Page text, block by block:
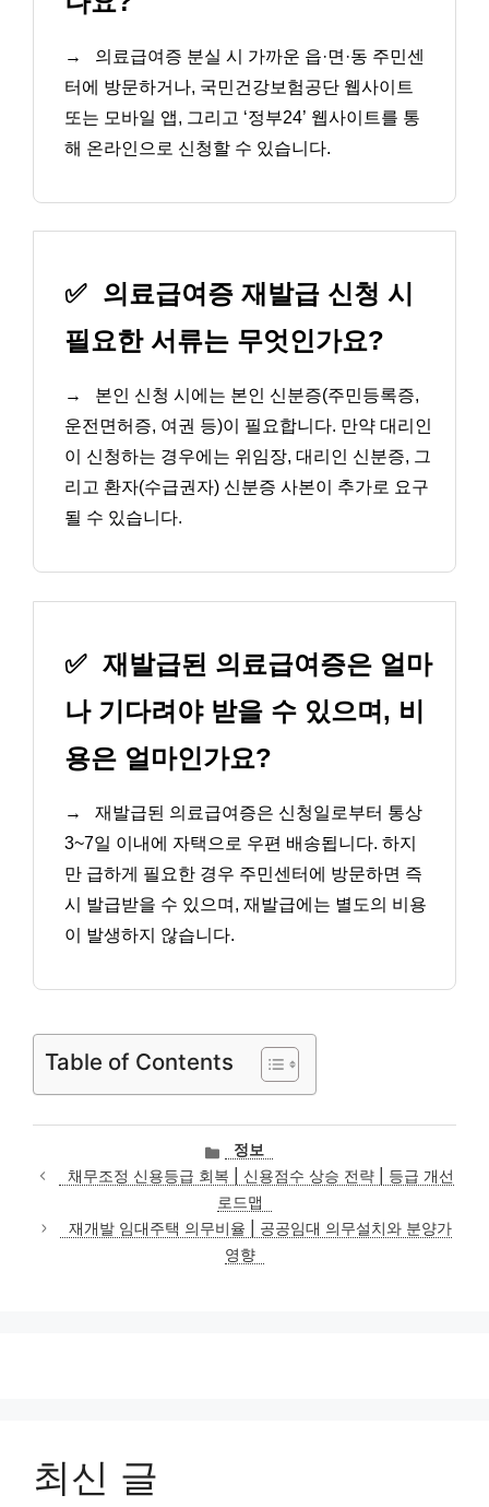
→
의료급여증 분실 시 가까운 읍·면·동 주민센
터에 방문하거나, 국민건강보험공단 웹사이트
또는 모바일 앱, 그리고 ‘정부24’ 웹사이트를 통
해 온라인으로 신청할 수 있습니다.
✅ 의료급여증 재발급 신청 시
필요한 서류는 무엇인가요?
→
본인 신청 시에는 본인 신분증(주민등록증,
운전면허증, 여권 등)이 필요합니다. 만약 대리인
이 신청하는 경우에는 위임장, 대리인 신분증, 그
리고 환자(수급권자) 신분증 사본이 추가로 요구
될 수 있습니다.
✅ 재발급된 의료급여증은 얼마
나 기다려야 받을 수 있으며, 비
용은 얼마인가요?
→
재발급된 의료급여증은 신청일로부터 통상
3~7일 이내에 자택으로 우편 배송됩니다. 하지
만 급하게 필요한 경우 주민센터에 방문하면 즉
시 발급받을 수 있으며, 재발급에는 별도의 비용
이 발생하지 않습니다.
Table of Contents
카
테
고
리
정보
채무조정 신용등급 회복 | 신용점수 상승 전략 | 등급 개선
로드맵
재개발 임대주택 의무비율 | 공공임대 의무설치와 분양가
영향
최신 글